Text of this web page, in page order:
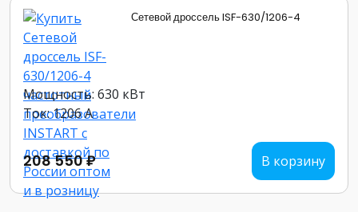
Сетевой дроссель ISF-630/1206-4
Мощность: 630 кВт
Ток: 1206 А
208 550 ₽ В корзину